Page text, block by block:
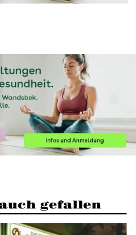
gefallen